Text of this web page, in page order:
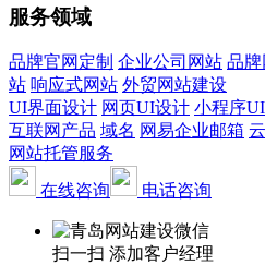
服务领域
品牌官网定制 企业公司网站 品
站 响应式网站 外贸网站建设
UI界面设计 网页UI设计 小程序
互联网产品 域名 网易企业邮箱
网站托管服务
在线咨询
电话咨询
扫一扫 添加客户经理